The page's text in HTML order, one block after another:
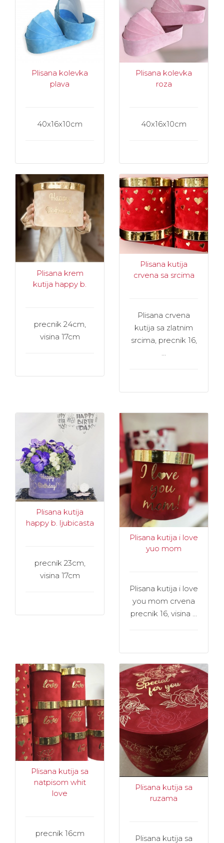
Plisana kolevka
plava
40x16x10cm
Plisana kolevka
roza
40x16x10cm
Plisana krem
kutija happy b.
precnik 24cm,
visina 17cm
Plisana kutija
crvena sa srcima
Plisana crvena
kutija sa zlatnim
srcima, precnik 16,
...
Plisana kutija
happy b. ljubicasta
precnik 23cm,
visina 17cm
Plisana kutija i love
yuo mom
Plisana kutija i love
you mom crvena
precnik 16, visina ...
Plisana kutija sa
natpisom whit
love
precnik 16cm
Plisana kutija sa
ruzama
Plisana kutija sa